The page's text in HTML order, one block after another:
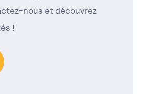
nous et découvrez
!